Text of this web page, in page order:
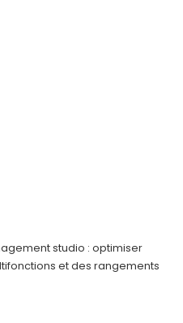
studio : optimiser
et des rangements